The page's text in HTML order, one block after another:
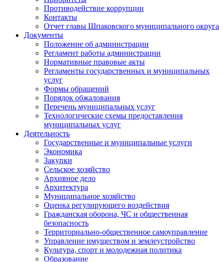
Противодействие коррупции
Контакты
Отчет главы Шпаковского муниципального округа
Документы
Положение об администрации
Регламент работы администрации
Нормативные правовые акты
Регламенты государственных и муниципальных
услуг
Формы обращений
Порядок обжалования
Перечень муниципальных услуг
Технологические схемы предоставления
муниципальных услуг
Деятельность
Государственные и муниципальные услуги
Экономика
Закупки
Сельское хозяйство
Архивное дело
Архитектура
Муниципальное хозяйство
Оценка регулирующего воздействия
Гражданская оборона, ЧС и общественная
безопасность
Территориально-общественное самоуправление
Управление имуществом и землеустройство
Культура, спорт и молодежная политика
Образование